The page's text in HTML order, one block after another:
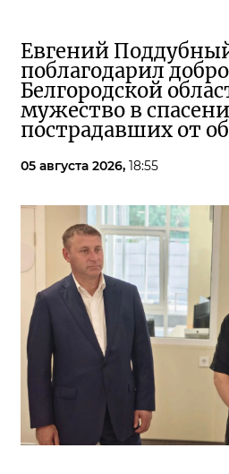
Евгений
поблагодарил
Белгородской
мужество в
пострадавших от
05 августа 2026, 18:55